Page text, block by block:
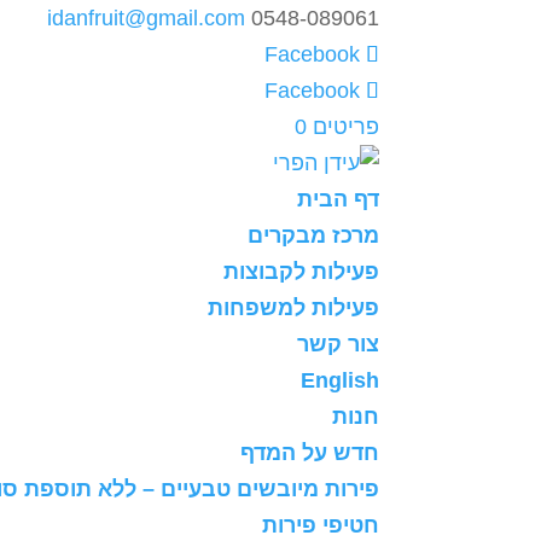
0548-089061
idanfruit@gmail.com
‏Facebook
‏Facebook
פריטים 0
דף הבית
מרכז מבקרים
פעילות לקבוצות
פעילות למשפחות
צור קשר
English
חנות
חדש על המדף
פירות מיובשים טבעיים – ללא תוספת
חטיפי פירות